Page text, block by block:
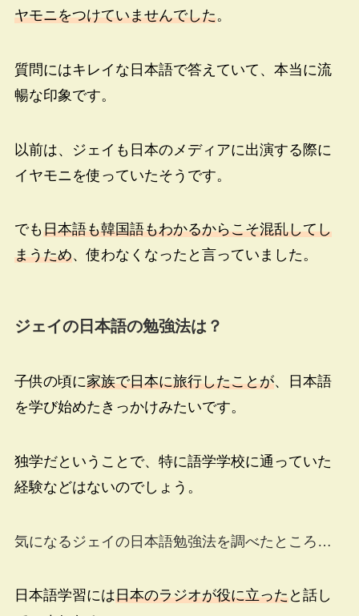
ヤモニをつけていませんでした。
質問にはキレイな日本語で答えていて、本当に流
暢な印象です。
以前は、ジェイも日本のメディアに出演する際に
イヤモニを使っていたそうです。
でも日本語も韓国語もわかるからこそ混乱してし
まうため、使わなくなったと言っていました。
ジェイの日本語の勉強法は？
子供の頃に家族で日本に旅行したことが、日本語
を学び始めたきっかけみたいです。
独学だということで、特に語学学校に通っていた
経験などはないのでしょう。
気になるジェイの日本語勉強法を調べたところ…
日本語学習には日本のラジオが役に立ったと話し